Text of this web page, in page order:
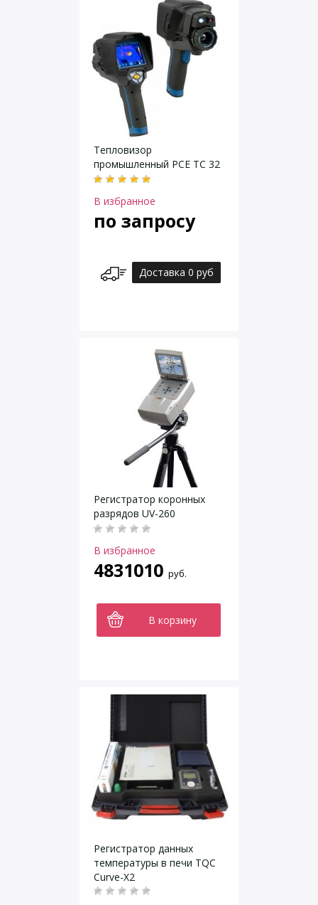
Тепловизор
промышленный PCE TC 32
В избранное
по запросу
Доставка 0 руб
Регистратор коронных
разрядов UV-260
В избранное
4831010 руб.
В корзину
Регистратор данных
температуры в печи TQC
Curve-X2